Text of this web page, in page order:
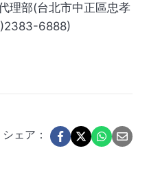
理部(台北市中正區忠孝
6888)
シェア：